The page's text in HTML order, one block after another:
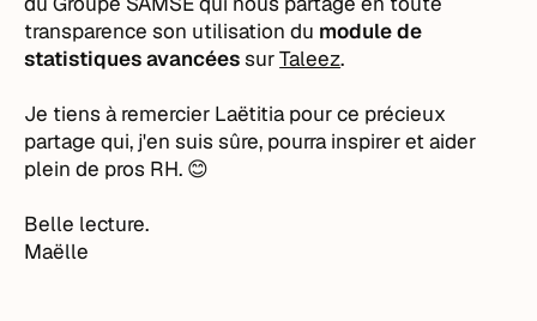
transparence son utilisation du module de
statistiques avancéessurTaleez.
Je tiens à remercier Laëtitia pour ce précieux
partage qui, j'en suis sûre, pourra inspirer et aider
plein de pros RH. 😊
Belle lecture.
Maëlle